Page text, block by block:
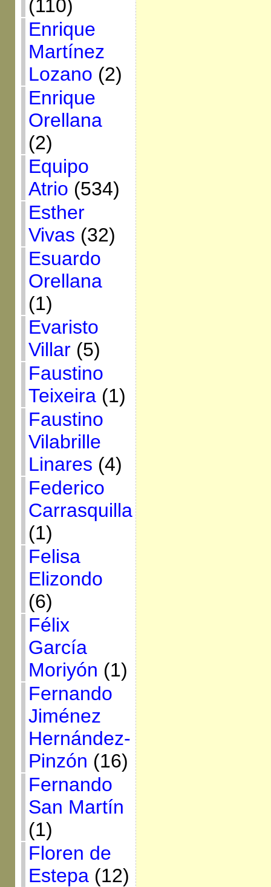
(110)
Enrique
Martínez
Lozano (2)
Enrique
Orellana
(2)
Equipo
Atrio (534)
Esther
Vivas (32)
Esuardo
Orellana
(1)
Evaristo
Villar(5)
Faustino
Teixeira(1)
Faustino
Vilabrille
Linares (4)
Federico
Carrasquilla
(1)
Felisa
Elizondo
(6)
Félix
García
Moriyón (1)
Fernando
Jiménez
Hernández-
Pinzón (16)
Fernando
San Martín
(1)
Floren de
Estepa(12)